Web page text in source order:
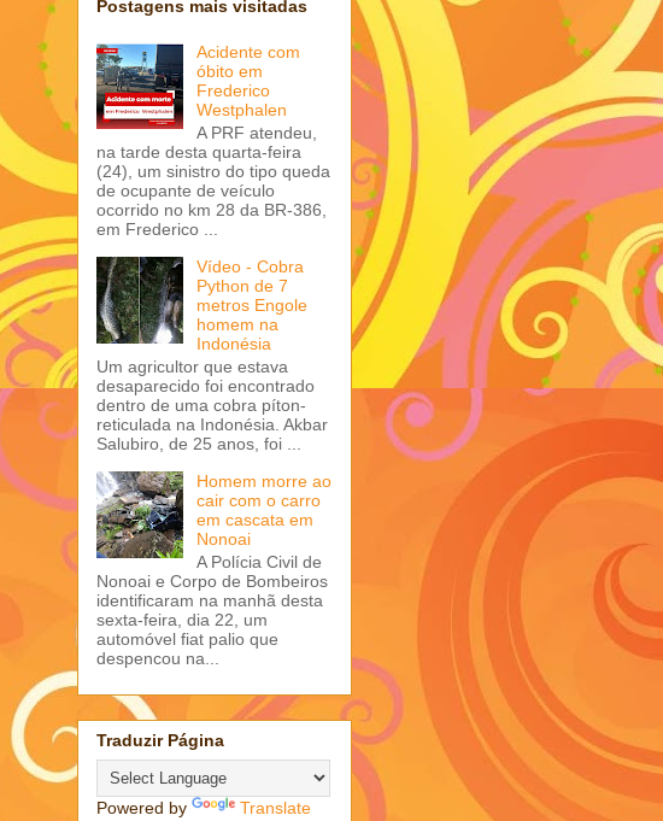
Postagens mais visitadas
Acidente com
óbito em
Frederico
Westphalen
A PRF atendeu,
na tarde desta quarta-feira
(24), um sinistro do tipo queda
de ocupante de veículo
ocorrido no km 28 da BR-386,
em Frederico ...
Vídeo - Cobra
Python de 7
metros Engole
homem na
Indonésia
Um agricultor que estava
desaparecido foi encontrado
dentro de uma cobra píton-
reticulada na Indonésia. Akbar
Salubiro, de 25 anos, foi ...
Homem morre ao
cair com o carro
em cascata em
Nonoai
A Polícia Civil de
Nonoai e Corpo de Bombeiros
identificaram na manhã desta
sexta-feira, dia 22, um
automóvel fiat palio que
despencou na...
Traduzir Página
Powered by Translate